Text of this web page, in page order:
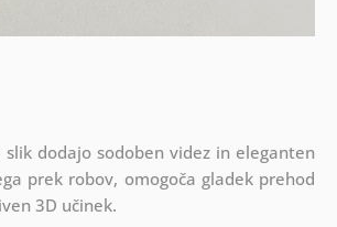
dodajo sodoben videz in eleganten
prek robov, omogoča gladek prehod
3D učinek.